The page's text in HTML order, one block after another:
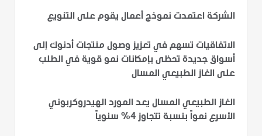
الشركة اعتمدت نموذج أعمال يقوم على التنويع
الاتفاقيات تسهم في تعزيز وصول منتجات أدنوك إلى
أسواق جديدة تحظى بإمكانات نمو قوية في الطلب
على الغاز الطبيعي المسال
الغاز الطبيعي المسال يعد المورد الهيدروكربوني
الأسرع نمواً بنسبة تتجاوز 4% سنوياً